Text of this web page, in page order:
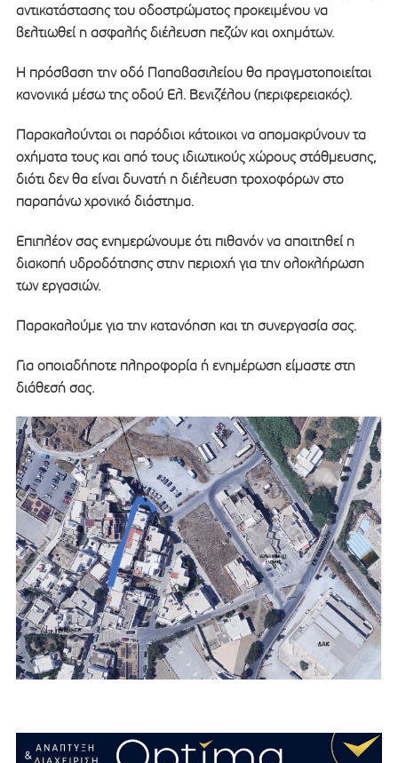
αντικατάστασης του οδοστρώματος προκειμένου να
βελτιωθεί η ασφαλής διέλευση πεζών και οχημάτων.
Η πρόσβαση την οδό Παπαβασιλείου θα πραγματοποιείται
κανονικά μέσω της οδού Ελ. Βενιζέλου (περιφερειακός).
Παρακαλούνται οι παρόδιοι κάτοικοι να απομακρύνουν τα
οχήματα τους και από τους ιδιωτικούς χώρους στάθμευσης,
διότι δεν θα είναι δυνατή η διέλευση τροχοφόρων στο
παραπάνω χρονικό διάστημα.
Επιπλέον σας ενημερώνουμε ότι πιθανόν να απαιτηθεί η
διακοπή υδροδότησης στην περιοχή για την ολοκλήρωση
των εργασιών.
Παρακαλούμε για την κατανόηση και τη συνεργασία σας.
Για οποιαδήποτε πληροφορία ή ενημέρωση είμαστε στη
διάθεσή σας.